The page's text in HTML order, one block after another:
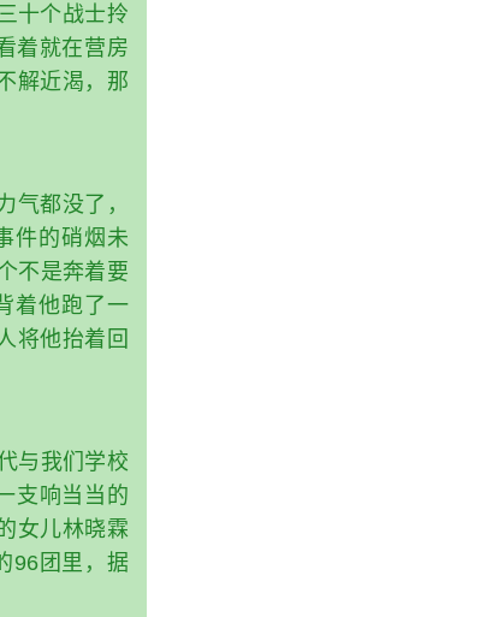
十个战士拎
着就在营房
解近渴，那
气都没了，
件的硝烟未
不是奔着要
着他跑了一
将他抬着回
与我们学校
支响当当的
女儿林晓霖
96团里，据